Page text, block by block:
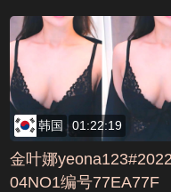
韩国 01:22:19
金叶娜
04NO1编号77EA77F